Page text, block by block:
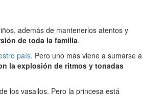
además de mantenerlos atentos y
de toda la familia.
país. Pero uno más viene a sumarse a
la explosión de ritmos y tonadas
los vasallos. Pero la princesa está